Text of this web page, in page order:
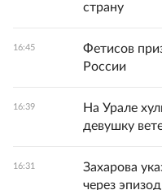
страну
16:45
Фетисов
России
16:39
На Урале
девушку
16:31
Захарова
через